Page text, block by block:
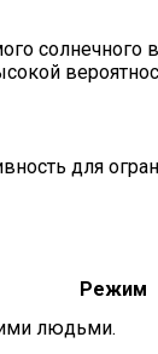
для
Режим
людьми.